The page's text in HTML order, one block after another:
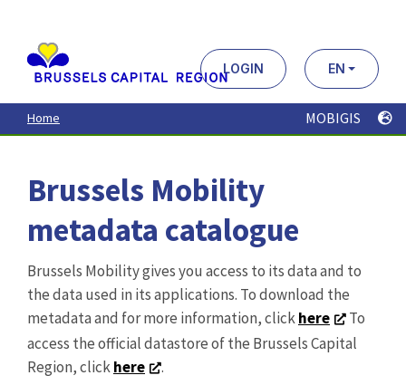
contenu
principal
LOGIN EN
Home MOBIGIS
Brussels Mobility
metadata catalogue
Brussels Mobility gives you access to its data and to
the data used in its applications. To download the
metadata and for more information, clickhere
To
access the official datastore of the Brussels Capital
Region, clickhere .